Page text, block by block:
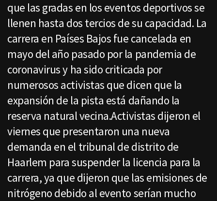
que las gradas en los eventos deportivos se
llenen hasta dos tercios de su capacidad. La
carrera en Países Bajos fue cancelada en
mayo del año pasado por la pandemia de
coronavirus y ha sido criticada por
numerosos activistas que dicen que la
expansión de la pista está dañando la
reserva natural vecina.Activistas dijeron el
viernes que presentaron una nueva
demanda en el tribunal de distrito de
Haarlem para suspender la licencia para la
carrera, ya que dijeron que las emisiones de
nitrógeno debido al evento serían mucho